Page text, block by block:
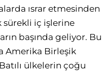
ısrar etmesinden
sürekli iç işlerine
başında geliyor. Bu
Amerika Birleşik
ülkelerin çoğu